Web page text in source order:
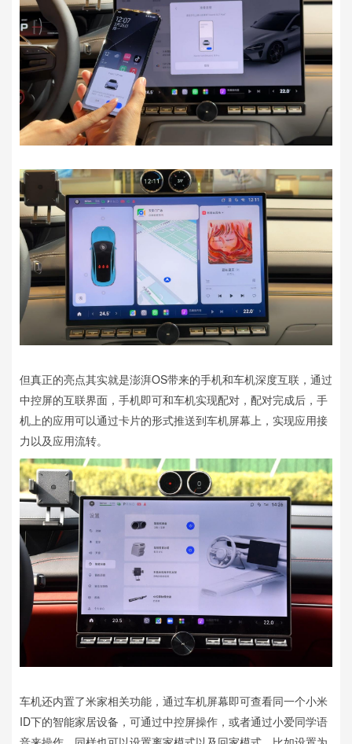
但真正的亮点其实就是澎湃OS带来的手机和车机深度互联，通过
中控屏的互联界面，手机即可和车机实现配对，配对完成后，手
机上的应用可以通过卡片的形式推送到车机屏幕上，实现应用接
力以及应用流转。
车机还内置了米家相关功能，通过车机屏幕即可查看同一个小米
ID下的智能家居设备，可通过中控屏操作，或者通过小爱同学语